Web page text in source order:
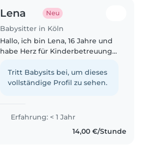
Lena Neu
Babysitter in Köln
Hallo, ich bin Lena, 16 Jahre und
habe Herz für Kinderbetreuung.
und mit Kindern zu spielen. Ich
habe letztes Jahr für 2 Monate
Tritt Babysits bei, um dieses
vollständige Profil zu sehen.
Erfahrung: < 1 Jahr
14,00 €/Stunde